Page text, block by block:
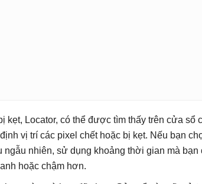
kẹt, Locator, có thể được tìm thấy trên cửa sổ
vị trí các pixel chết hoặc bị kẹt. Nếu bạn
ngẫu nhiên, sử dụng khoảng thời gian mà bạn
hoặc chậm hơn.